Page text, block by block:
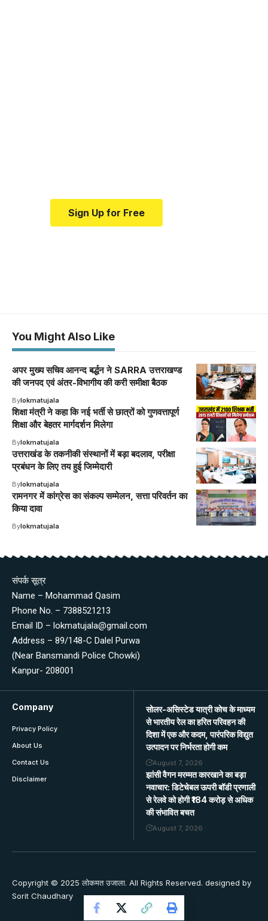
Sign Up for Free
You Might Also Like
अपर मुख्य सचिव आनन्द बर्द्धन ने SARRA उत्तराखण्ड
की जनपद एवं अंतर-विभागीय की करी समीक्षा बैठक
Bylokmatujala
शिक्षा मंत्री ने कहा कि नई भर्ती से छात्रों को गुणवत्तापूर्ण
शिक्षा और बेहतर मार्गदर्शन मिलेगा
Bylokmatujala
उत्तराखंड के तकनीकी संस्थानों में बड़ा बदलाव, परीक्षा
प्रबंधन के लिए तय हुई जिम्मेदारी
Bylokmatujala
रामनगर में कांग्रेस का संकल्प सम्मेलन, सत्ता परिवर्तन का
किया दावा
Bylokmatujala
संपर्क सूत्र
Name – Mohammad Qasim
Phone No. – 7388521213
Email ID – lokmatujala@gmail.com
Address – 89/148-C Dalel Purwa
(Near Bansmandi Police Chowki)
Kanpur- 208001
Company
Privacy Policy
About Us
Contact Us
Disclaimer
सोलर-असिस्टेड यात्री कोच के माध्यम
से भारतीय रेल का हरित परिवहन की
दिशा में एक और कदम, पारंपरिक विद्युत
उत्पादन पर निर्भरता होगी कम
August 7, 2026
झांसी वैगन मरम्मत कारखाने का बड़ा
नवाचार: डिटेचेबल ऊपरी बॉडी प्रणाली
से रेलवे को होगी ₹184 करोड़ से अधिक
की संभावित बचत
August 7, 2026
Copyright © 2025 लोकमत उजाला. All Rights Reserved. designed by
Sorit Chaudhary